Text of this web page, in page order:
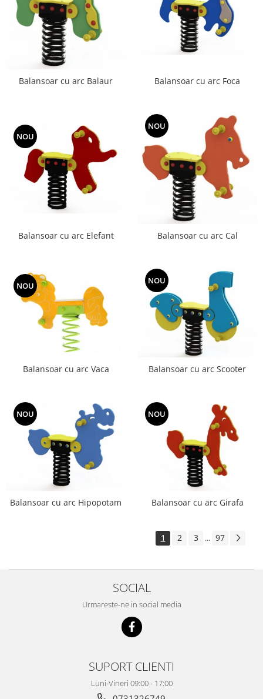
Balansoar cu arc Balaur Balansoar cu arc Foca
NOU
Balansoar cu arc Elefant
NOU
Balansoar cu arc Cal
NOU
Balansoar cu arc Vaca
NOU
Balansoar cu arc Scooter
NOU
Balansoar cu arc Hipopotam
NOU
Balansoar cu arc Girafa
1 2 3 ... 97
SOCIAL
Urmareste-ne in social media
SUPORT CLIENTI
Luni-Vineri 09:00 - 17:00